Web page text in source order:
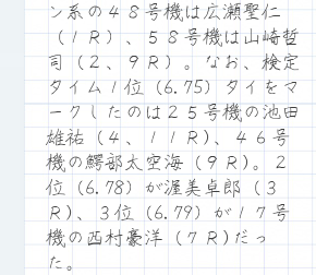
ン系の４８号機は広瀬聖仁
（１Ｒ）、５８号機は山崎哲
司（２、９Ｒ）。なお、検定
タイム１位（6.75）タイをマ
ークしたのは２５号機の池田
雄祐（４、１１Ｒ)、４６号
機の鰐部太空海（９Ｒ)。２
位（6.78）が渥美卓郎（３
Ｒ)、３位（6.79）が１７号
機の西村豪洋（７Ｒ)だっ
た。